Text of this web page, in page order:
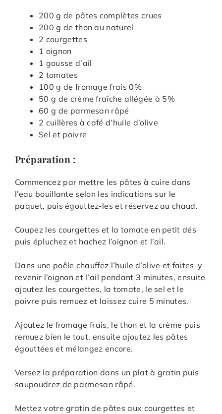
200 g de pâtes complètes crues
200 g de thon au naturel
2 courgettes
1 oignon
1 gousse d’ail
2 tomates
100 g de fromage frais 0%
50 g de crème fraîche allégée à 5%
60 g de parmesan râpé
2 cuillères à café d’huile d’olive
Sel et poivre
Préparation :
Commencez par mettre les pâtes à cuire dans
l’eau bouillante selon les indications sur le
paquet, puis égouttez-les et réservez au chaud.
Coupez les courgettes et la tomate en petit dés
puis épluchez et hachez l’oignon et l’ail.
Dans une poêle chauffez l’huile d’olive et faites-y
revenir l’oignon et l’ail pendant 3 minutes, ensuite
ajoutez les courgettes, la tomate, le sel et le
poivre puis remuez et laissez cuire 5 minutes.
Ajoutez le fromage frais, le thon et la crème puis
remuez bien le tout, ensuite ajoutez les pâtes
égouttées et mélangez encore.
Versez la préparation dans un plat à gratin puis
saupoudrez de parmesan râpé.
Mettez votre gratin de pâtes aux courgettes et